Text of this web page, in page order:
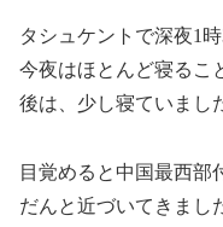
タシュケントで深夜1
今夜はほとんど寝るこ
後は、少し寝ていまし
目覚めると中国最西部
だんと近づいてきまし